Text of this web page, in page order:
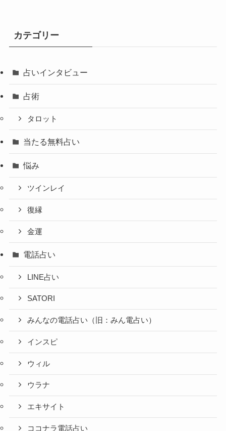
カテゴリー
占いインタビュー
占術
タロット
当たる無料占い
悩み
ツインレイ
復縁
金運
電話占い
LINE占い
SATORI
みんなの電話占い（旧：みん電占い）
インスピ
ウィル
ウラナ
エキサイト
ココナラ電話占い